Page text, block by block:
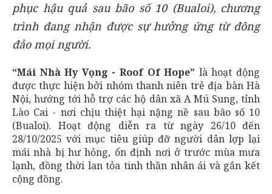
phục hậu quả sau bão số 10 (Bualoi), chương
trình đang nhận được sự hưởng ứng từ đông
đảo mọi người.
“Mái Nhà Hy Vọng - Roof Of Hope” là hoạt động
được thực hiện bởi nhóm thanh niên trẻ địa bàn Hà
Nội, hướng tới hỗ trợ các hộ dân xã A Mú Sung, tỉnh
Lào Cai - nơi chịu thiệt hại nặng nề sau bão số 10
(Bualoi). Hoạt động diễn ra từ ngày 26/10 đến
28/10/2025 với mục tiêu giúp đỡ người dân lợp lại
mái nhà bị hư hỏng, ổn định nơi ở trước mùa mưa
lạnh, đồng thời lan tỏa tinh thần nhân ái và gắn kết
cộng đồng.